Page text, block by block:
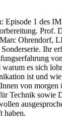
Episode 1 des
Prof.
Ohrendorf,
Ihr
es sich
ist und
von morgen
Technik sowie
haben.